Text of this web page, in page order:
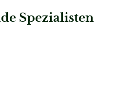
Spezialisten